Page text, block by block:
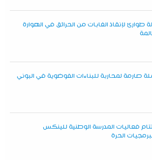
طوارئ لإنقاذ الغابات من الحرائق في الهوارة
صارمة لمحاربة للبناءات الفوضوية في البوني
فعاليات المدرسة الوطنية للينكس
الحرة